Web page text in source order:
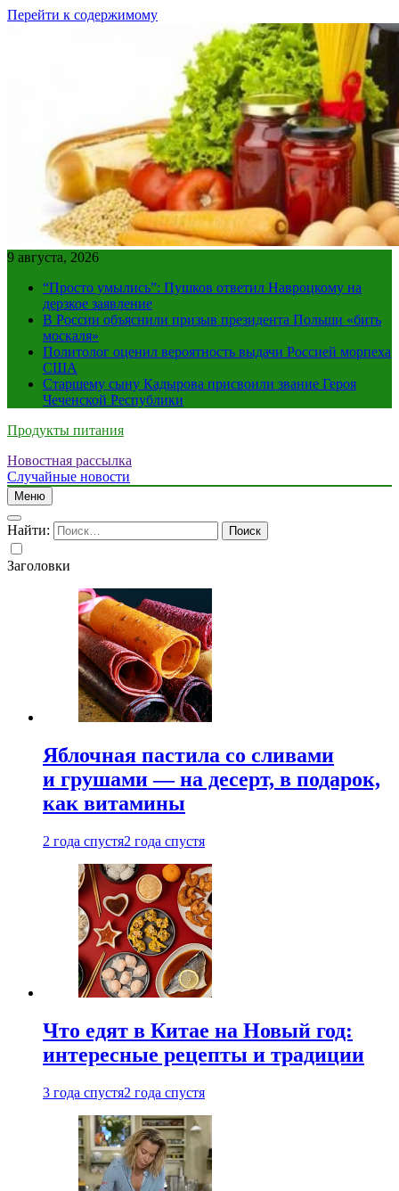
Перейти к содержимому
9 августа, 2026
“Просто умылись”: Пушков ответил Навроцкому на
дерзкое заявление
В России объяснили призыв президента Польши «бить
москаля»
Политолог оценил вероятность выдачи Россией морпеха
США
Старшему сыну Кадырова присвоили звание Героя
Чеченской Республики
Продукты питания
Новостная рассылка
Случайные новости
Меню
Найти:
Заголовки
Яблочная пастила со сливами
и грушами — на десерт, в подарок,
как витамины
2 года спустя2 года спустя
Что едят в Китае на Новый год:
интересные рецепты и традиции
3 года спустя2 года спустя